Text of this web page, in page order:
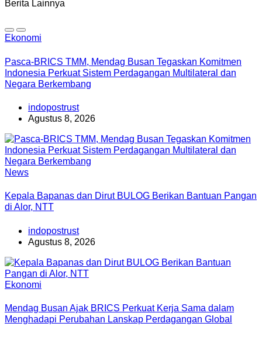
Berita Lainnya
Ekonomi
Pasca-BRICS TMM, Mendag Busan Tegaskan Komitmen
Indonesia Perkuat Sistem Perdagangan Multilateral dan
Negara Berkembang
indopostrust
Agustus 8, 2026
News
Kepala Bapanas dan Dirut BULOG Berikan Bantuan Pangan
di Alor, NTT
indopostrust
Agustus 8, 2026
Ekonomi
Mendag Busan Ajak BRICS Perkuat Kerja Sama dalam
Menghadapi Perubahan Lanskap Perdagangan Global